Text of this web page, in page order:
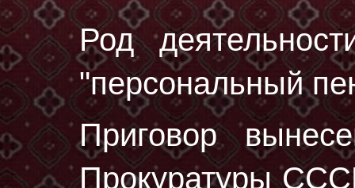
Род
"персональный
Приговор
Прокуратуры